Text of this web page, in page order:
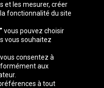
Éire España
Nederland
et les mesurer, créer
fonctionnalité du site
vous pouvez choisir
vous souhaitez
vous consentez à
aux
à tout